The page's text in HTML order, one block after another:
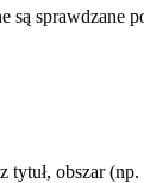
obszar